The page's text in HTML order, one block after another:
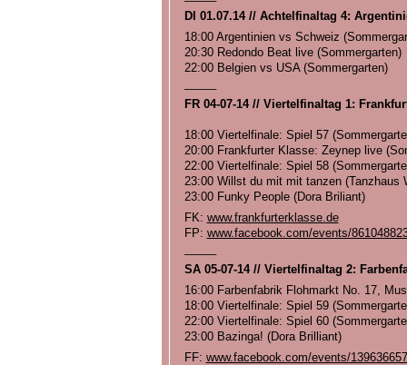
DI 01.07.14 // Achtelfinaltag 4:
18:00 Argentinien vs Schweiz
20:30 Redondo Beat live (Sommergarten)
22:00 Belgien vs USA (Sommergarten)
FR 04-07-14 // Viertelfinaltag 1:
18:00 Viertelfinale: Spiel 57
20:00 Frankfurter Klasse: Zeynep live
22:00 Viertelfinale: Spiel 58
23:00 Willst du mit mit tanzen (Tanzhaus
23:00 Funky People (Dora Briliant)
FK: www.frankfurterklasse.de
FP: www.facebook.com/events/
SA 05-07-14 // Viertelfinaltag 2:
16:00 Farbenfabrik Flohmarkt No. 17,
18:00 Viertelfinale: Spiel 59
22:00 Viertelfinale: Spiel 60
23:00 Bazinga! (Dora Brilliant)
FF: www.facebook.com/events/